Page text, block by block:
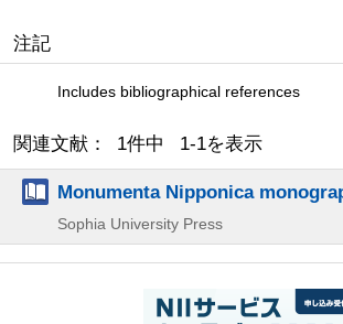
注記
Includes bibliographical references
関連文献： 1件中 1-1を表示
Monumenta Nipponica
Sophia University Press